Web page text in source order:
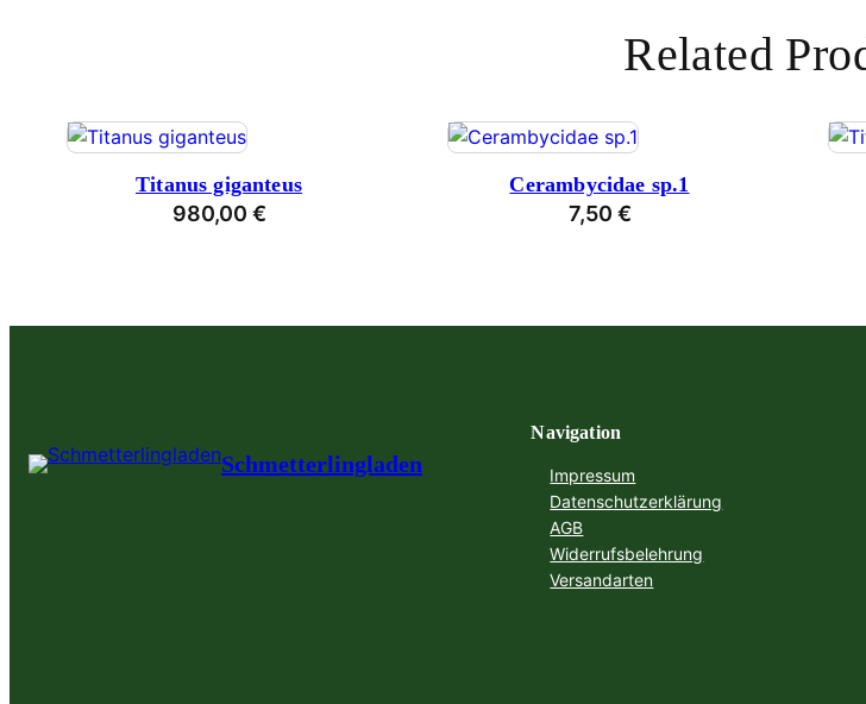
Related
Titanus giganteus
980,00 €
Cerambycidae sp.1
7,50 €
Schmetterlingladen
Navigation
Impressum
Datenschutzerklärung
AGB
Widerrufsbelehrung
Versandarten